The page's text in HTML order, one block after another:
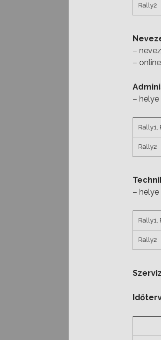
Rally2
–
–
– helye
Rally1,
Rally2
– helye
Rally1,
Rally2
Időterv